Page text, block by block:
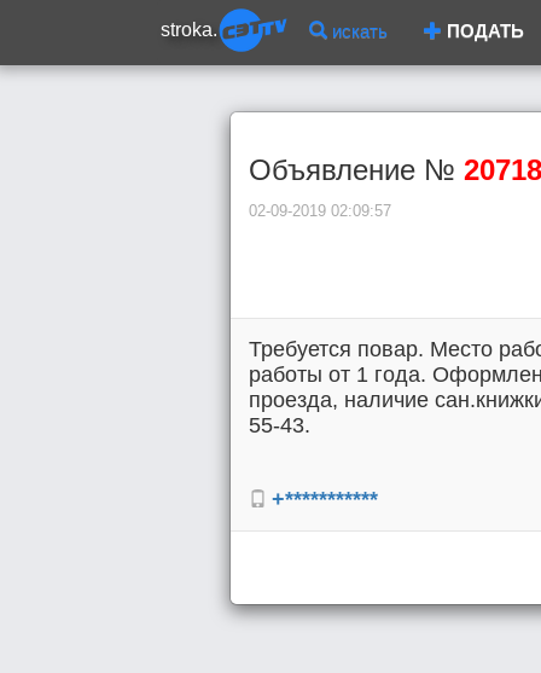
stroka. искать ПОДАТЬ
Объявление № 20718
02-09-2019 02:09:57
Требуется повар. Место
работы от 1 года.
проезда, наличие
55-43.
+***********